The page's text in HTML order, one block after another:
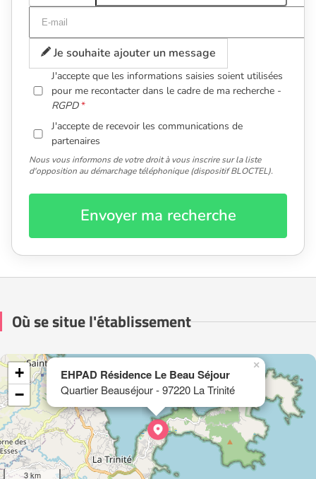
Je souhaite ajouter un message
J'accepte que les informations saisies soient utilisées
pour me recontacter dans le cadre de ma recherche -
RGPD
J'accepte de recevoir les communications de
partenaires
Nous vous informons de votre droit à vous inscrire sur la liste
d'opposition au démarchage téléphonique (dispositif BLOCTEL).
Envoyer ma recherche
Où se situe l'établissement
EHPAD Résidence Le Beau Séjour
Quartier Beauséjour - 97220 La Trinité
×
+
−
3 km